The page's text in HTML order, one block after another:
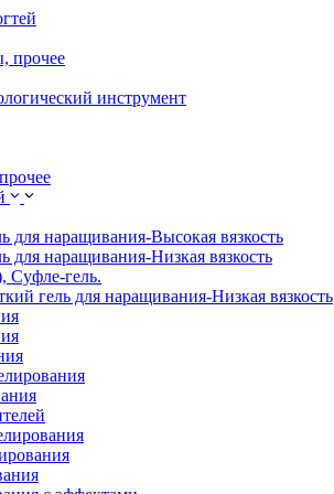
прочее
инструмент
для наращивания-Высокая вязкость
для наращивания-Низкая вязкость
Суфле-гель.
гель для наращивания-Низкая вязкость